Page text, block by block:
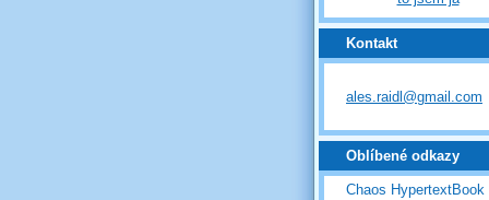
Kontakt
ales.raidl@gmail.com
Oblíbené odkazy
Chaos HypertextBook